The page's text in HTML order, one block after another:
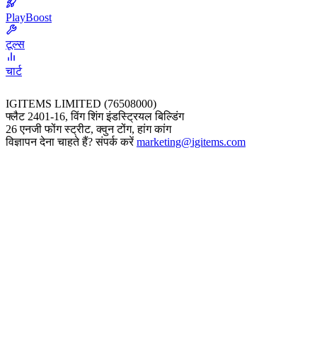
PlayBoost
टूल्स
चार्ट
IGITEMS LIMITED (76508000)
फ्लैट 2401-16, विंग शिंग इंडस्ट्रियल बिल्डिंग
26 एनजी फोंग स्ट्रीट, क्वुन टोंग, हांग कांग
विज्ञापन देना चाहते हैं? संपर्क करेंmarketing@igitems.com